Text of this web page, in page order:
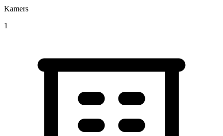
Kamers
1